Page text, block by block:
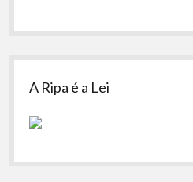
A Ripa é a Lei